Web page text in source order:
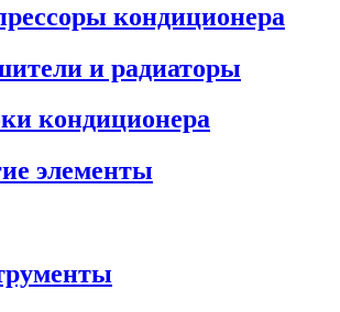
кондиционера
и радиаторы
кондиционера
элементы